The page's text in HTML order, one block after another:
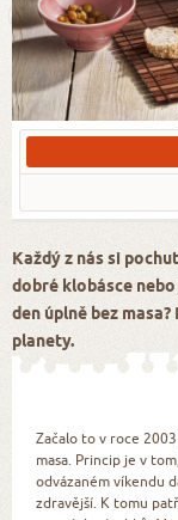
Každý z nás si
dobré klobásce
den úplně bez
planety.
Začalo to v roce
masa. Princip je v
odvázaném víkendu
zdravější. K tomu